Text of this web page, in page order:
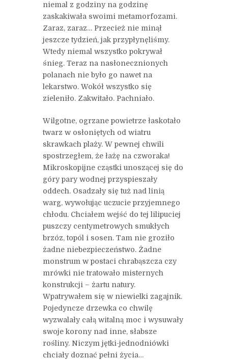
niemal z godziny na godzinę
zaskakiwała swoimi metamorfozami.
Zaraz, zaraz… Przecież nie minął
jeszcze tydzień, jak przypłynęliśmy.
Wtedy niemal wszystko pokrywał
śnieg. Teraz na nasłonecznionych
polanach nie było go nawet na
lekarstwo. Wokół wszystko się
zieleniło. Zakwitało. Pachniało.
Wilgotne, ogrzane powietrze łaskotało
twarz w osłoniętych od wiatru
skrawkach plaży. W pewnej chwili
spostrzegłem, że łażę na czworaka!
Mikroskopijne cząstki unoszącej się do
góry pary wodnej przyspieszały
oddech. Osadzały się tuż nad linią
warg, wywołując uczucie przyjemnego
chłodu. Chciałem wejść do tej lilipuciej
puszczy centymetrowych smukłych
brzóz, topól i sosen. Tam nie groziło
żadne niebezpieczeństwo. Żadne
monstrum w postaci chrabąszcza czy
mrówki nie tratowało misternych
konstrukcji – żartu natury.
Wpatrywałem się w niewielki zagajnik.
Pojedyncze drzewka co chwilę
wyzwalały całą witalną moc i wysuwały
swoje korony nad inne, słabsze
rośliny. Niczym jętki-jednodniówki
chciały doznać pełni życia…